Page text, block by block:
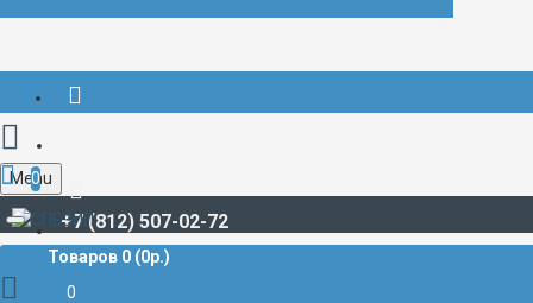
+7 (812) 507-02-72
Menu
0
Товаров 0 (0р.)
0
СВЕТОТЕХНИЧЕСКАЯ ПРОДУКЦИЯ
Лампы, источники света